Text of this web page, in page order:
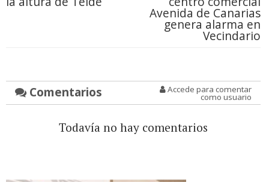
Avenida de Canarias
genera alarma en
Vecindario
Comentarios Accede para comentar
como usuario
Todavía no hay comentarios